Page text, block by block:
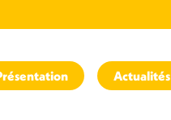
Actualités